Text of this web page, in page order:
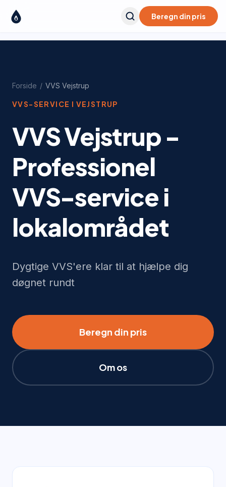
Beregn din pris
Forside / VVS Vejstrup
VVS-SERVICE I VEJSTRUP
VVS Vejstrup -
Professionel
VVS-service i
lokalområdet
Dygtige VVS'ere klar til at hjælpe dig
døgnet rundt
Beregn din pris
Om os